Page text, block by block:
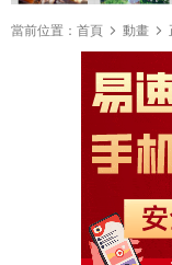
當前位置： 首頁 動畫